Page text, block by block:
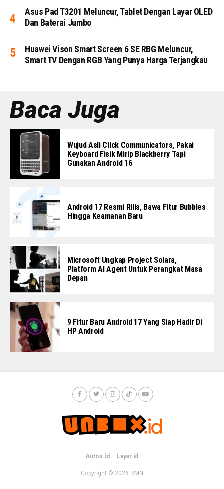
Asus Pad T3201 Meluncur, Tablet Dengan Layar OLED
Dan Baterai Jumbo
Huawei Vison Smart Screen 6 SE RBG Meluncur,
Smart TV Dengan RGB Yang Punya Harga Terjangkau
Baca Juga
Wujud Asli Click Communicators, Pakai
Keyboard Fisik Mirip Blackberry Tapi
Gunakan Android 16
Android 17 Resmi Rilis, Bawa Fitur Bubbles
Hingga Keamanan Baru
Microsoft Ungkap Project Solara,
Platform AI Agent Untuk Perangkat Masa
Depan
9 Fitur Baru Android 17 Yang Siap Hadir Di
HP Android
Autos.id Layar.id
Copyright © 2026 RMN